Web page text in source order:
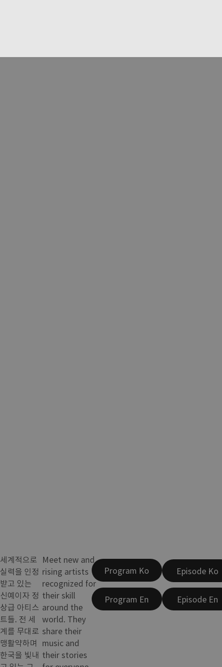
세계적으로
실력을 인정
받고 있는
신예이자 정
상급 아티스
트들. 전 세
계를 무대로
맹활약하며
한국을 빛내
Meet new and
rising artists
recognized for
their skill
around the
world. They
share their
music and
their stories
Program Ko
Program En
Episode Ko
Episode En